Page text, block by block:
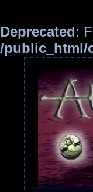
Deprecated:
/public_html/